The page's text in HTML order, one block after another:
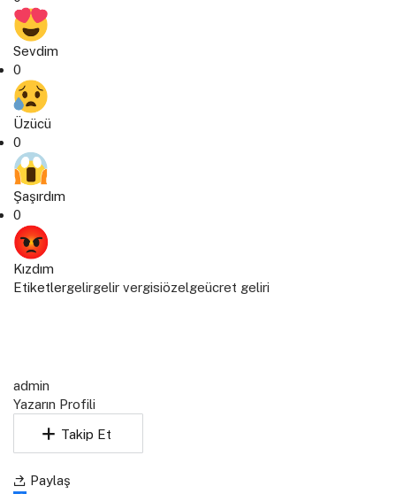
Sevdim
0
Üzücü
0
Şaşırdım
0
Kızdım
Etiketlergelirgelir vergisiözelgeücret geliri
admin
Yazarın Profili
Takip Et
Paylaş